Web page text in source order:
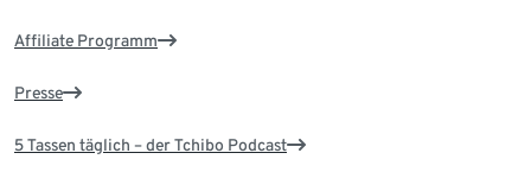
Affiliate Programm
Presse
5 Tassen täglich – der Tchibo Podcast